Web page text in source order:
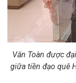
Văn Toàn được
giữa tiền đạo quê